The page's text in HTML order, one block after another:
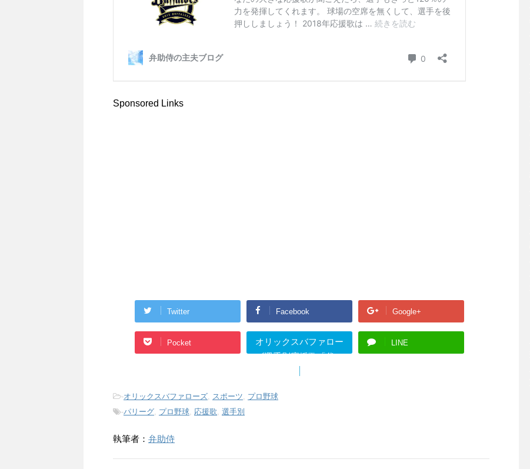
Sponsored Links
Twitter Facebook Google+
Pocket
オリックスバファロー
ズ選手別応援歌「代
LINE
-オリックスバファローズ, スポーツ, プロ野球
-パリーグ, プロ野球, 応援歌, 選手別
執筆者： 弁助侍